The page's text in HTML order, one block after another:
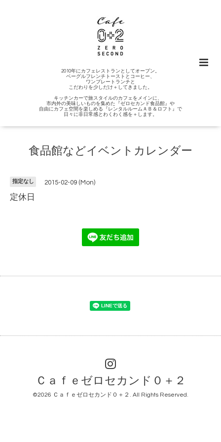
2010年にカフェレストランとしてオープン。
ベーグルフレンチトーストとコーヒー、
ワンプレートランチと
こだわりを少しだけ＋してきました。
キッチンカーで旅スタイルのカフェをメインに、
市内外の美味しいものを集めた『ゼロセカンド食品館』や
自由にカフェ空間を楽しめる『レンタルルームＡＢ＆ロフト』で
日々に非日常感とわくわく感を＋します。
食品館などイベントカレンダー
指定なし 2015-02-09 (Mon)
定休日
Ｃａｆｅゼロセカンド０＋２
©2026 Ｃａｆｅゼロセカンド０＋２ . All Rights Reserved.